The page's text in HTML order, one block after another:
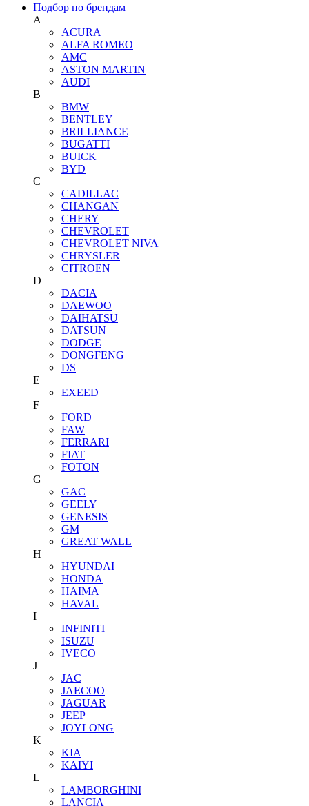
Подбор по брендам
A
ACURA
ALFA ROMEO
AMC
ASTON MARTIN
AUDI
B
BMW
BENTLEY
BRILLIANCE
BUGATTI
BUICK
BYD
C
CADILLAC
CHANGAN
CHERY
CHEVROLET
CHEVROLET NIVA
CHRYSLER
CITROEN
D
DACIA
DAEWOO
DAIHATSU
DATSUN
DODGE
DONGFENG
DS
E
EXEED
F
FORD
FAW
FERRARI
FIAT
FOTON
G
GAC
GEELY
GENESIS
GM
GREAT WALL
H
HYUNDAI
HONDA
HAIMA
HAVAL
I
INFINITI
ISUZU
IVECO
J
JAC
JAECOO
JAGUAR
JEEP
JOYLONG
K
KIA
KAIYI
L
LAMBORGHINI
LANCIA